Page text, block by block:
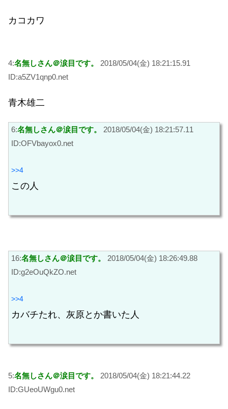
カコカワ
4:名無しさん＠涙目です。
2018/05/04(金) 18:21:15.91
ID:a5ZV1qnp0.net
青木雄二
6:名無しさん＠涙目です。
2018/05/04(金) 18:21:57.11
ID:OFVbayox0.net
>>4
この人
16:名無しさん＠涙目です。
2018/05/04(金) 18:26:49.88
ID:g2eOuQkZO.net
>>4
カバチたれ、灰原とか書いた人
5:名無しさん＠涙目です。
2018/05/04(金) 18:21:44.22
ID:GUeoUWgu0.net